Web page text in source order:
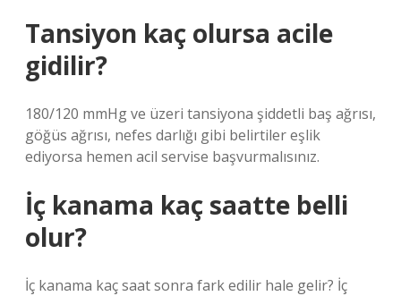
Tansiyon kaç olursa acile
gidilir?
180/120 mmHg ve üzeri tansiyona şiddetli baş ağrısı,
göğüs ağrısı, nefes darlığı gibi belirtiler eşlik
ediyorsa hemen acil servise başvurmalısınız.
İç kanama kaç saatte belli
olur?
İç kanama kaç saat sonra fark edilir hale gelir? İç